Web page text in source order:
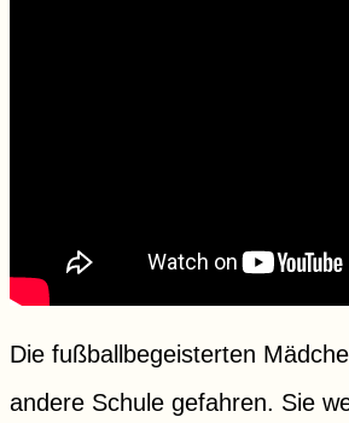
Die fußballbegeisterten
andere Schule gefahren. Sie